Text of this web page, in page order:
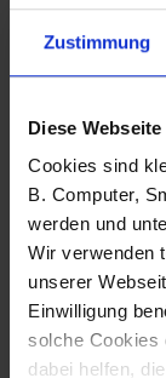
Zustimmung
Diese
Cookies sind
B. Computer,
werden und
Wir verwenden
unserer
Einwilligung
solche Cookies
dabei helfen,
Fotografo:
Sternbach
Download